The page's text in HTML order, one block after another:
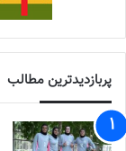
پربازدیدترین مطالب